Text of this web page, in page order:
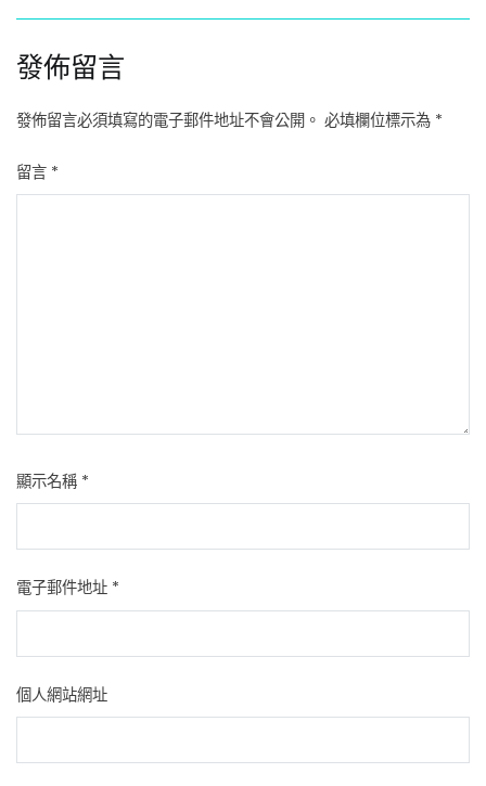
導
覽
發佈留言
發佈留言必須填寫的電子郵件地址不會公開。 必填欄位標示為 *
留言 *
顯示名稱 *
電子郵件地址 *
個人網站網址